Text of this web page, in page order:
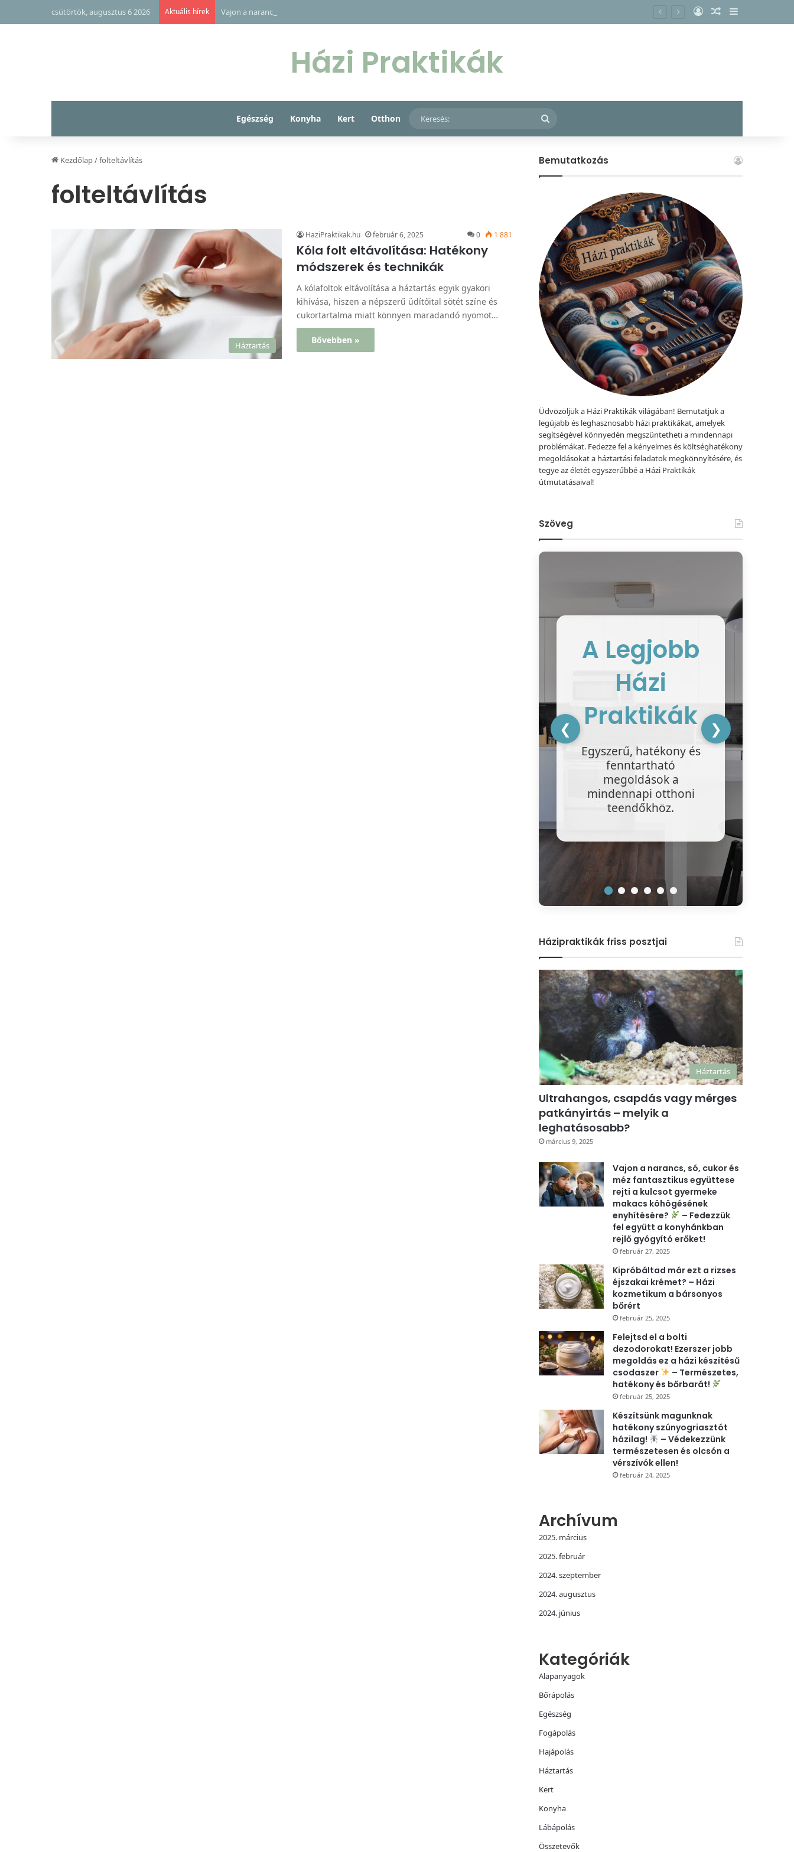
csütörtök, augusztus 6 2026 Aktuális hírek Vajon a narancs, só, cukor és méz fantasztikus együttese rejti a kulcsot gyermeke makacs köhögésének enyhítésére? BelépésVéletlen cikk
Házi Praktikák
Egészség Konyha Kert Otthon
Kezdőlap/folteltávlítás
folteltávlítás
Háztartás
HaziPraktikak.hu február 6, 2025 0 1 881
Kóla folt eltávolítása: Hatékony
módszerek és technikák
A kólafoltok eltávolítása a háztartás egyik gyakori
kihívása, hiszen a népszerű üdítőital sötét színe és
cukortartalma miatt könnyen maradandó nyomot…
Bővebben »
Bemutatkozás
Üdvözöljük a Házi Praktikák világában! Bemutatjuk a
legújabb és leghasznosabb házi praktikákat, amelyek
segítségével könnyedén megszüntetheti a mindennapi
problémákat. Fedezze fel a kényelmes és költséghatékony
megoldásokat a háztartási feladatok megkönnyítésére, és
tegye az életét egyszerűbbé a Házi Praktikák
útmutatásaival!
Szöveg
A Legjobb
Házi
Praktikák
Egyszerű, hatékony és
fenntartható
megoldások a
mindennapi otthoni
teendőkhöz.
❮ ❯
Házipraktikák friss posztjai
Háztartás
Ultrahangos, csapdás vagy mérges
patkányirtás – melyik a
leghatásosabb?
március 9, 2025
Vajon a narancs, só, cukor és
méz fantasztikus együttese
rejti a kulcsot gyermeke
makacs köhögésének
enyhítésére?
– Fedezzük
fel együtt a konyhánkban
rejlő gyógyító erőket!
február 27, 2025
Kipróbáltad már ezt a rizses
éjszakai krémet? – Házi
kozmetikum a bársonyos
bőrért
február 25, 2025
Felejtsd el a bolti
dezodorokat! Ezerszer jobb
megoldás ez a házi készítésű
csodaszer
– Természetes,
hatékony és bőrbarát!
február 25, 2025
Készítsünk magunknak
hatékony szúnyogriasztót
házilag!
– Védekezzünk
természetesen és olcsón a
vérszívók ellen!
február 24, 2025
Archívum
2025. március
2025. február
2024. szeptember
2024. augusztus
2024. június
Kategóriák
Alapanyagok
Bőrápolás
Egészség
Fogápolás
Hajápolás
Háztartás
Kert
Konyha
Lábápolás
Összetevők